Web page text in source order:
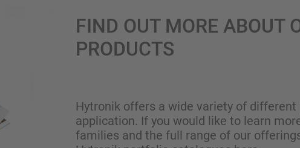
FIND OUT MORE ABOUT
PRODUCTS
Hytronik offers a wide variety of
application. If you would like to learn
families and the full range of our